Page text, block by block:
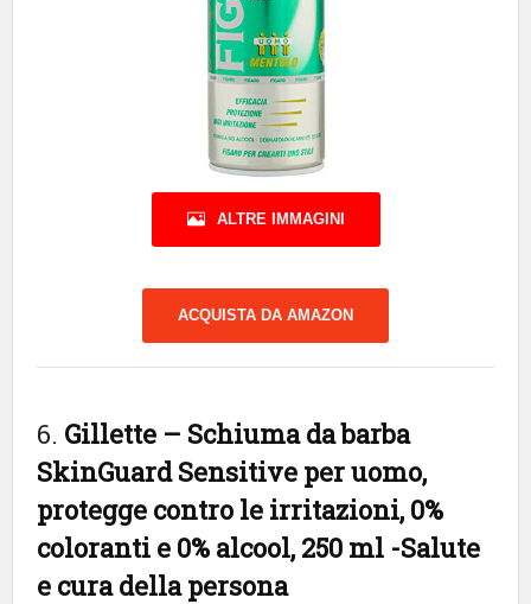
ALTRE IMMAGINI
ACQUISTA DA AMAZON
6. Gillette – Schiuma da barba
SkinGuard Sensitive per uomo,
protegge contro le irritazioni, 0%
coloranti e 0% alcool, 250 ml -Salute
e cura della persona